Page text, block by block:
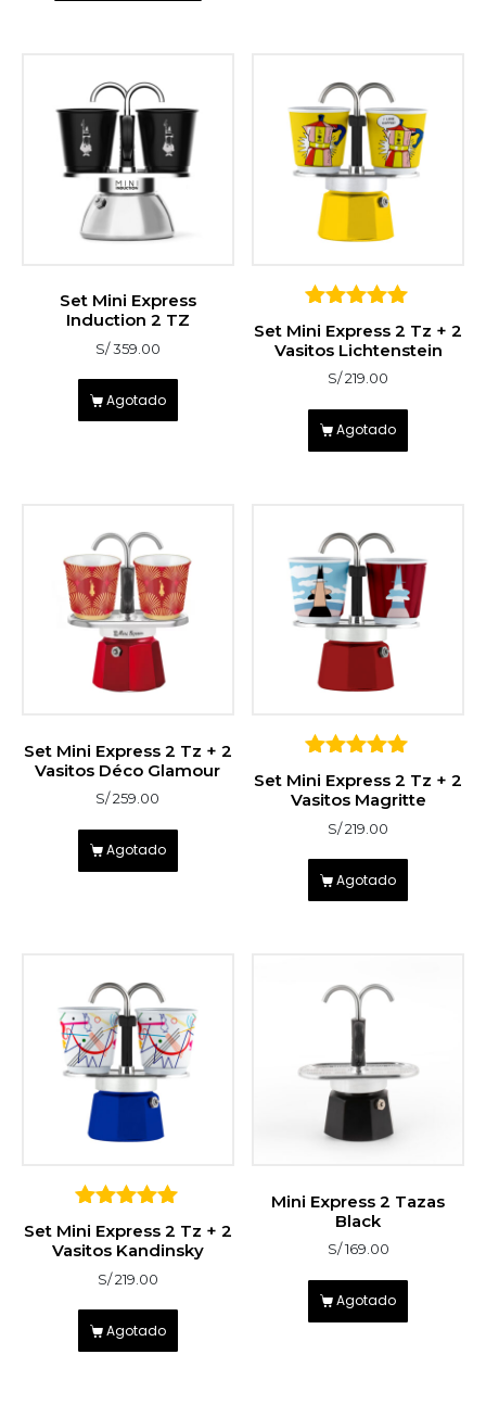
Set Mini Express
Induction 2 TZ
S/359.00
Agotado
sobre 5
Set Mini Express 2 Tz + 2
Vasitos Lichtenstein
S/219.00
Agotado
Set Mini Express 2 Tz + 2
Vasitos Déco Glamour
S/259.00
Agotado
sobre 5
Set Mini Express 2 Tz + 2
Vasitos Magritte
S/219.00
Agotado
sobre 5
Set Mini Express 2 Tz + 2
Vasitos Kandinsky
S/219.00
Agotado
Mini Express 2 Tazas
Black
S/169.00
Agotado